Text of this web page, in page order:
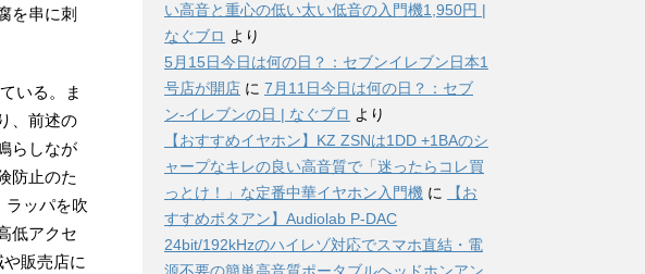
を串に刺
いる。ま
、前述の
らしなが
防止のた
ラッパを吹
低アクセ
販売店に
い高音と重心の低い太い低音の入門機1,950円 |
なぐブロ より
5月15日今日は何の日？：セブンイレブン日本1
号店が開店 に 7月11日今日は何の日？：セブ
ン-イレブンの日 | なぐブロ より
【おすすめイヤホン】KZ ZSNは1DD +1BAのシ
ャープなキレの良い高音質で「迷ったらコレ買
っとけ！」な定番中華イヤホン入門機 に
【お
すすめポタアン】Audiolab P-DAC
24bit/192kHzのハイレゾ対応でスマホ直結・電